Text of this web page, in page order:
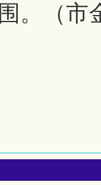
。（市